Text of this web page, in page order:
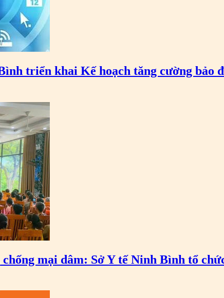
triển khai Kế hoạch tăng cường bảo
mại dâm: Sở Y tế Ninh Bình tổ